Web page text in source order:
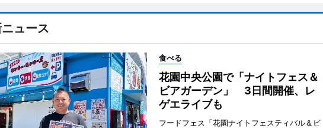
ュース
食べる
花園中央公園で「ナイトフェス＆
ビアガーデン」 3日間開催、レ
ゲエライブも
フードフェス「花園ナイトフェスティバル＆ビ